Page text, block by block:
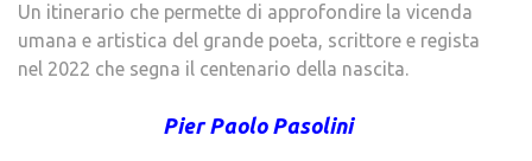
Un itinerario che permette di approfondire la vicenda
umana e artistica del grande poeta, scrittore e regista
nel 2022 che segna il centenario della nascita.
Pier Paolo Pasolini